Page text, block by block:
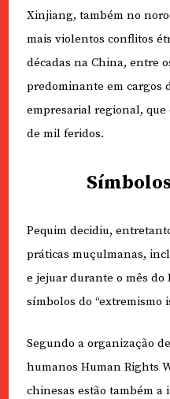
Xinjiang, também no
mais violentos conflitos
décadas na China, entre
predominante em cargos
empresarial regional, que
de mil feridos.
Pequim decidiu,
práticas muçulmanas,
e jejuar durante o mês do
símbolos do “extremismo
Segundo a organização
humanos Human Rights
chinesas estão também